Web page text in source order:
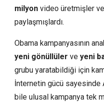
milyon video üretmişler
paylaşmışlardı.
Obama kampanyasının
yeni gönüllüler ve yeni
grubu yaratabildiği için
İnternetin gücü
bile ulusal kampanya tek